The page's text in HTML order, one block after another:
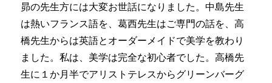
昴の先生方には大変お世話になりました。中島先生
は熱いフランス語を、葛西先生はご専門の話を、高
橋先生からは英語とオーダーメイドで美学を教わり
ました。私は、美学は完全な初心者でした。高橋先
生に１か月半でアリストテレスからグリーンバーグ